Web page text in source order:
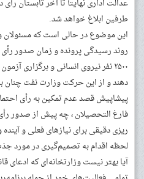
عدالت اداری نهایتأ تا آخر تابستان
طرفین ابلاغ خواهد شد.
این موضوع در حالی است که مسئولان
روند رسیدگی پرونده و زمان صدور رأی
۲۵۰۰ نفر نیروی انسانی و برگزاری
دهند و از این حرکت وزارت نفت چنان
پیشاپیش قصد عدم تمکین به رأی
فارغ التحصیلان ، چه پیش از صدور
ریزی دقیقی برای نیازهای فعلی و
لحظه اقدام به تصمیم‌گیری در مورد
آیا بهتر نیست وزارتخانه‌ای که ادعای